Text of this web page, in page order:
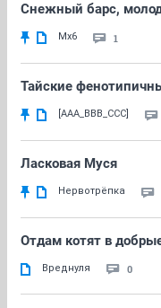
Снежный барс,
Mx6 1
Тайские
[AAA_BBB_CCC]
Ласковая Муся
Нервотрёпка
Отдам котят в
Вреднуля 0